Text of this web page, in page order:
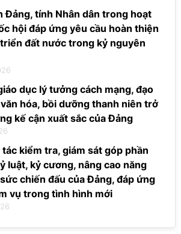
Đảng, tính Nhân dân trong hoạt
hội đáp ứng yêu cầu hoàn thiện
đất nước trong kỷ nguyên
dục lý tưởng cách mạng, đạo
hóa, bồi dưỡng thanh niên trở
kế cận xuất sắc của Đảng
kiểm tra, giám sát góp phần
luật, kỷ cương, nâng cao năng
chiến đấu của Đảng, đáp ứng
vụ trong tình hình mới